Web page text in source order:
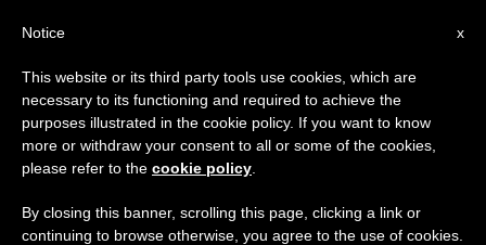
TAG
Posts Tagged ‘فعل
تكريس’
x
Notice
This website or its third party tools use cookies, which are
necessary to its functioning and required to achieve the
purposes illustrated in the cookie policy. If you want to know
more or withdraw your consent to all or some of the cookies,
please refer to the cookie policy
By closing this banner, scrolling this page, clicking a link or
continuing to browse otherwise, you agree to the use of cookies.